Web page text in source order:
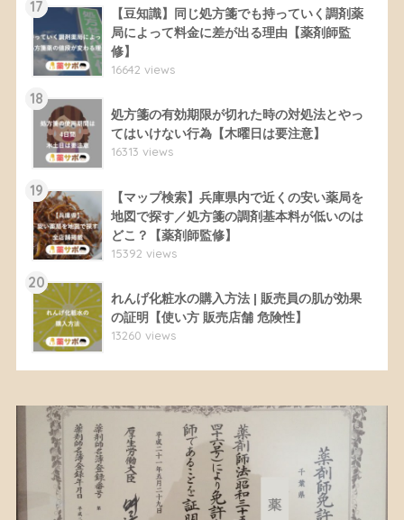
17
【豆知識】同じ処方箋でも持っていく調剤薬
局によって料金に差が出る理由【薬剤師監
修】
16642 views
18
処方箋の有効期限が切れた時の対処法とやっ
てはいけない行為【木曜日は要注意】
16313 views
19
【マップ検索】兵庫県内で近くの安い薬局を
地図で探す／処方箋の調剤基本料が低いのは
どこ？【薬剤師監修】
15392 views
20
れんげ化粧水の購入方法 | 販売員の肌が効果
の証明【使い方 販売店舗 危険性】
13260 views